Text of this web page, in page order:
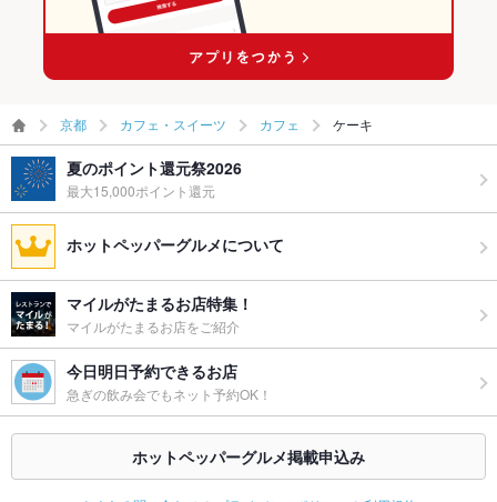
京都 カフェ・スイーツ カフェ ケーキ
夏のポイント還元祭2026
最大15,000ポイント還元
ホットペッパーグルメについて
マイルがたまるお店特集！
マイルがたまるお店をご紹介
今日明日予約できるお店
急ぎの飲み会でもネット予約OK！
ホットペッパーグルメ掲載申込み